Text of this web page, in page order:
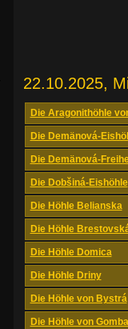
22.10.2025,
Die Aragonithöhle
Die Demänová-
Die Demänová-
Die Dobšiná-Eishöhle
Die Höhle Belianska
Die Höhle
Die Höhle Domica
Die Höhle Driny
Die Höhle von Bystrá
Die Höhle von